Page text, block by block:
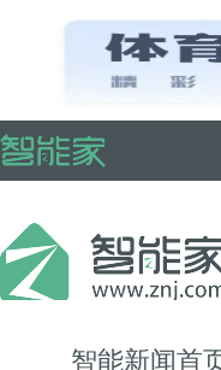
智能新闻首